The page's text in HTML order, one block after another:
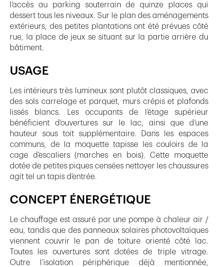
l’accès au parking souterrain de quinze places qui
dessert tous les niveaux. Sur le plan des aménagements
extérieurs, des petites plantations ont été prévues côté
rue, la place de jeux se situant sur la partie arrière du
bâtiment.
USAGE
Les intérieurs très lumineux sont plutôt classiques, avec
des sols carrelage et parquet, murs crépis et plafonds
lissés blancs. Les occupants de l’étage supérieur
bénéficient d’ouvertures sur le lac, ainsi que d’une
hauteur sous toit supplémentaire. Dans les espaces
communs, de la moquette tapisse les couloirs de la
cage d’escaliers (marches en bois). Cette moquette
dotée de petites piques censées nettoyer les chaussures
agit tel un tapis d’entrée.
CONCEPT ÉNERGÉTIQUE
Le chauffage est assuré par une pompe à chaleur air /
eau, tandis que des panneaux solaires photovoltaïques
viennent couvrir le pan de toiture orienté côté lac.
Toutes les ouvertures sont dotées de triple vitrage.
Outre l’isolation périphérique déjà mentionnée,